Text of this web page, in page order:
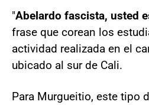
"Abelardo fascista, usted
frase que corean los
actividad realizada en el
ubicado al sur de Cali.
Para Murgueitio, este tipo